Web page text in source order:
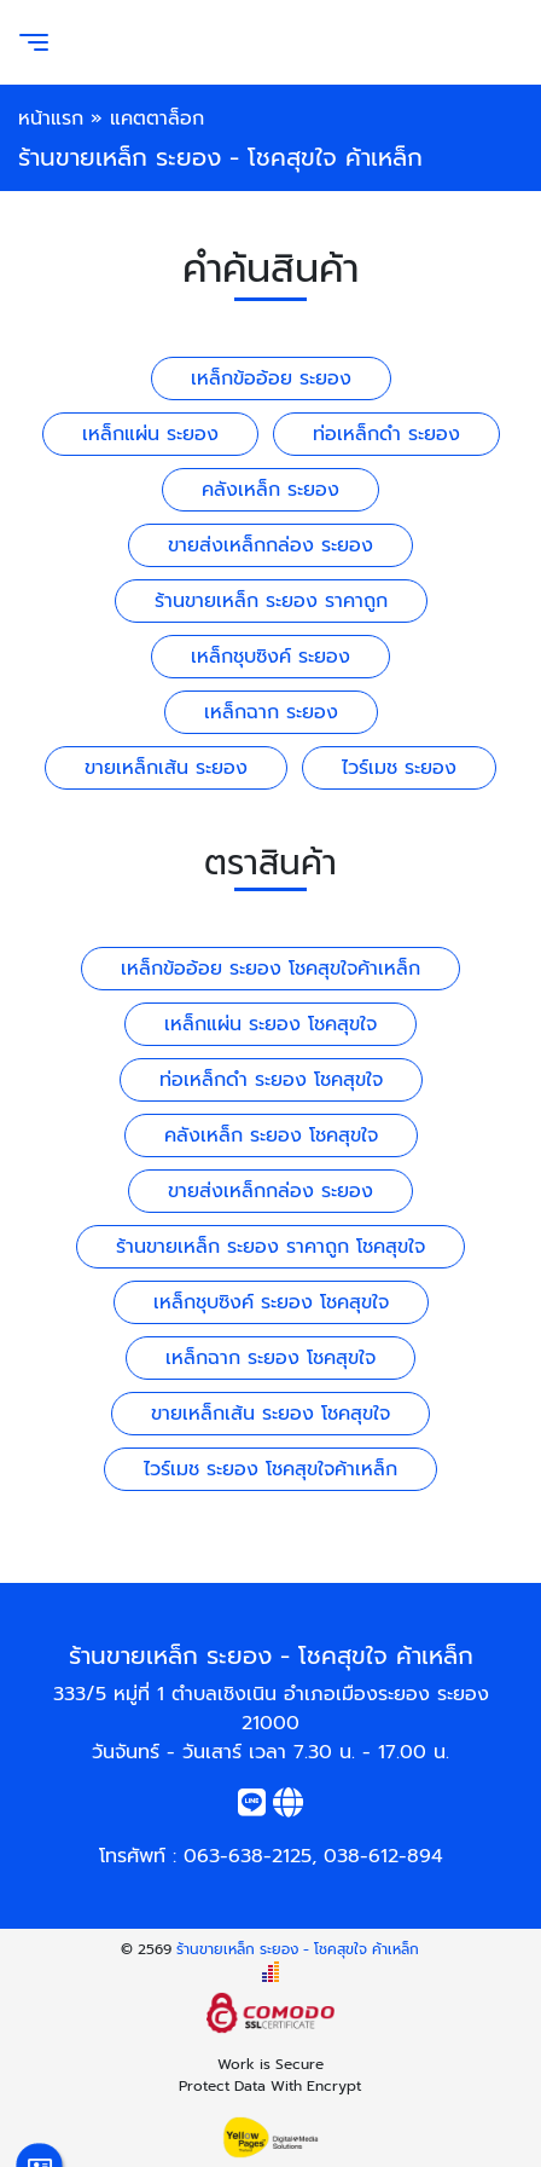
หน้าแรก » แคตตาล็อก
ร้านขายเหล็ก ระยอง - โชคสุขใจ ค้าเหล็ก
คำค้นสินค้า
เหล็กข้ออ้อย ระยอง
เหล็กแผ่น ระยอง
ท่อเหล็กดำ ระยอง
คลังเหล็ก ระยอง
ขายส่งเหล็กกล่อง ระยอง
ร้านขายเหล็ก ระยอง ราคาถูก
เหล็กชุบซิงค์ ระยอง
เหล็กฉาก ระยอง
ขายเหล็กเส้น ระยอง
ไวร์เมช ระยอง
ตราสินค้า
เหล็กข้ออ้อย ระยอง โชคสุขใจค้าเหล็ก
เหล็กแผ่น ระยอง โชคสุขใจ
ท่อเหล็กดำ ระยอง โชคสุขใจ
คลังเหล็ก ระยอง โชคสุขใจ
ขายส่งเหล็กกล่อง ระยอง
ร้านขายเหล็ก ระยอง ราคาถูก โชคสุขใจ
เหล็กชุบซิงค์ ระยอง โชคสุขใจ
เหล็กฉาก ระยอง โชคสุขใจ
ขายเหล็กเส้น ระยอง โชคสุขใจ
ไวร์เมช ระยอง โชคสุขใจค้าเหล็ก
ร้านขายเหล็ก ระยอง - โชคสุขใจ ค้าเหล็ก
333/5 หมู่ที่ 1 ตำบลเชิงเนิน อำเภอเมืองระยอง ระยอง
21000
วันจันทร์ - วันเสาร์ เวลา 7.30 น. - 17.00 น.
โทรศัพท์ : 063-638-2125, 038-612-894
© 2569ร้านขายเหล็ก ระยอง - โชคสุขใจ ค้าเหล็ก
Work is Secure
Protect Data With Encrypt